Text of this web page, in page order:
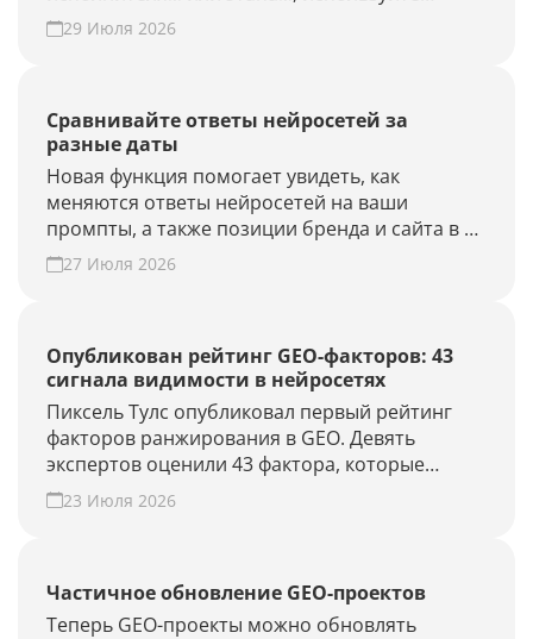
фильтры и быстрее находите нужные.
Наведите порядок в списке проектов.
29 Июля 2026
Сравнивайте ответы нейросетей за
разные даты
Новая функция помогает увидеть, как
меняются ответы нейросетей на ваши
промпты, а также позиции бренда и сайта в AI-
выдаче.
27 Июля 2026
Опубликован рейтинг GEO-факторов: 43
сигнала видимости в нейросетях
Пиксель Тулс опубликовал первый рейтинг
факторов ранжирования в GEO. Девять
экспертов оценили 43 фактора, которые
влияют на видимость бренда в AI-ответах.
23 Июля 2026
Частичное обновление GEO-проектов
Теперь GEO-проекты можно обновлять